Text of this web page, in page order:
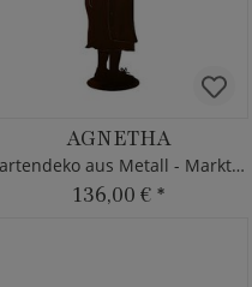
AGNETHA
Gartendeko aus Metall - Marktfrau
136,00 € *